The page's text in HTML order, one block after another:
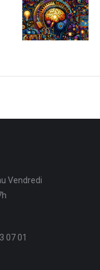
Vendredi
07 01